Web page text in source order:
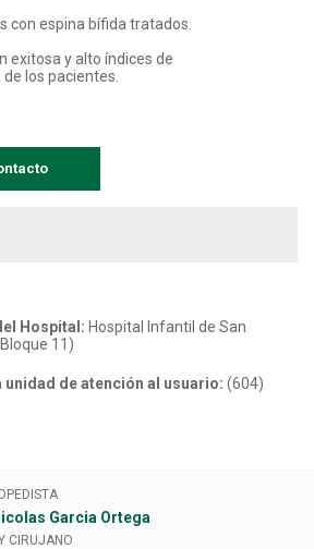
con espina bífida tratados.
exitosa y alto índices de
los pacientes.
Hospital: Hospital Infantil de San
11)
unidad de atención al usuario: (604)
Garcia Ortega
CIRUJANO